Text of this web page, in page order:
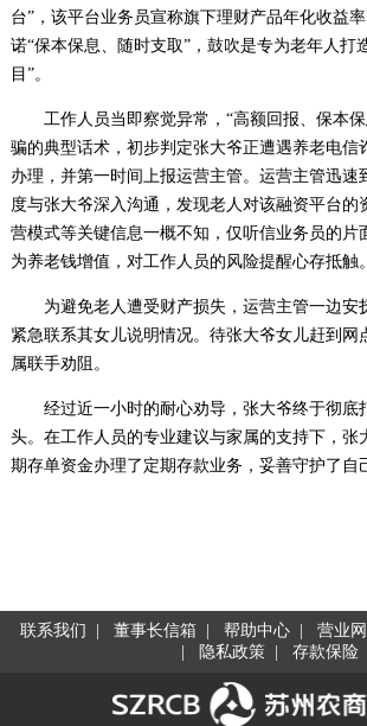
台”，该平台业务员宣称旗下理财产品年化收益
诺“保本保息、随时支取”，鼓吹是专为老年人打
目”。
工作人员当即察觉异常，“高额回报、保本保
骗的典型话术，初步判定张大爷正遭遇养老电信
办理，并第一时间上报运营主管。运营主管迅速
度与张大爷深入沟通，发现老人对该融资平台的
营模式等关键信息一概不知，仅听信业务员的片
为养老钱增值，对工作人员的风险提醒心存抵触。
为避免老人遭受财产损失，运营主管一边安
紧急联系其女儿说明情况。待张大爷女儿赶到网
属联手劝阻。
经过近一小时的耐心劝导，张大爷终于彻底
头。在工作人员的专业建议与家属的支持下，张
期存单资金办理了定期存款业务，妥善守护了自
联系我们 董事长信箱 帮助中心 营业
隐私政策 存款保险